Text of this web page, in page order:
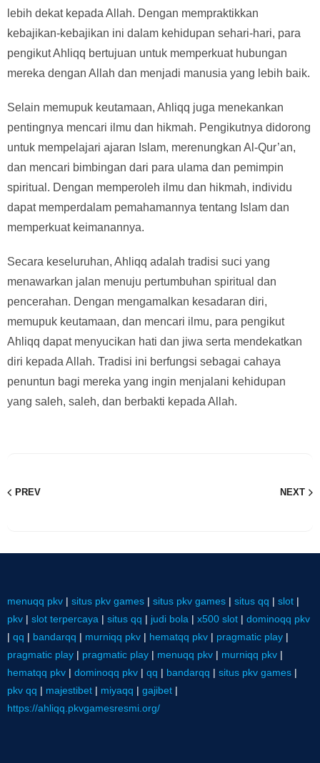
lebih dekat kepada Allah. Dengan mempraktikkan
kebajikan-kebajikan ini dalam kehidupan sehari-hari, para
pengikut Ahliqq bertujuan untuk memperkuat hubungan
mereka dengan Allah dan menjadi manusia yang lebih baik.
Selain memupuk keutamaan, Ahliqq juga menekankan
pentingnya mencari ilmu dan hikmah. Pengikutnya didorong
untuk mempelajari ajaran Islam, merenungkan Al-Qur’an,
dan mencari bimbingan dari para ulama dan pemimpin
spiritual. Dengan memperoleh ilmu dan hikmah, individu
dapat memperdalam pemahamannya tentang Islam dan
memperkuat keimanannya.
Secara keseluruhan, Ahliqq adalah tradisi suci yang
menawarkan jalan menuju pertumbuhan spiritual dan
pencerahan. Dengan mengamalkan kesadaran diri,
memupuk keutamaan, dan mencari ilmu, para pengikut
Ahliqq dapat menyucikan hati dan jiwa serta mendekatkan
diri kepada Allah. Tradisi ini berfungsi sebagai cahaya
penuntun bagi mereka yang ingin menjalani kehidupan
yang saleh, saleh, dan berbakti kepada Allah.
PREV NEXT
menuqq pkv | situs pkv games | situs pkv games | situs qq | slot |
pkv | slot terpercaya | situs qq | judi bola | x500 slot | dominoqq pkv
| qq | bandarqq | murniqq pkv | hematqq pkv | pragmatic play |
pragmatic play | pragmatic play | menuqq pkv | murniqq pkv |
hematqq pkv | dominoqq pkv | qq | bandarqq | situs pkv games |
pkv qq | majestibet | miyaqq | gajibet |
https://ahliqq.pkvgamesresmi.org/